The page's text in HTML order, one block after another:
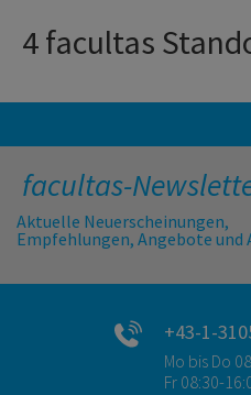
4 facultas
facultas-
Aktuelle Neuerscheinungen,
Empfehlungen, Angebote und
+43-1-
Mo bis Do
Fr 08:30-